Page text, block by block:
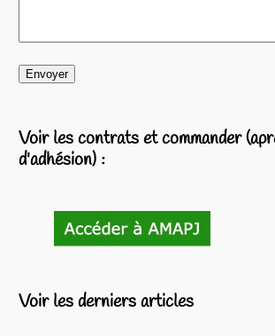
Voir les contrats et commander
d'adhésion) :
Voir les derniers articles